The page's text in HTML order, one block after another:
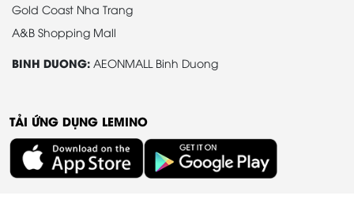
Gold Coast Nha Trang
A&B Shopping Mall
BINH DUONG: AEONMALL Binh Duong
TẢI ỨNG DỤNG LEMINO